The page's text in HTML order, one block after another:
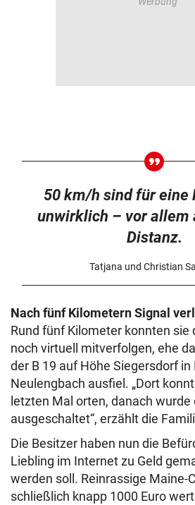
50 km/h sind für eine
unwirklich – vor allem
Distanz.
Tatjana und Christian
Nach fünf Kilometern Signal
Rund fünf Kilometer konnten sie
noch virtuell mitverfolgen, ehe
der B 19 auf Höhe Siegersdorf
Neulengbach ausfiel. „Dort
letzten Mal orten, danach wurde
ausgeschaltet“, erzählt die
Die Besitzer haben nun die
Liebling im Internet zu Geld
werden soll. Reinrassige Maine-
schließlich knapp 1000 Euro